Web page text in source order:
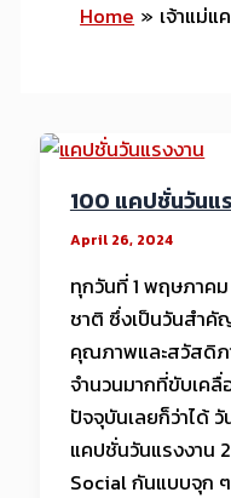
Home เจ้าแม่แ
100 แคปชั่นวันแ
April 26, 2024
ทุกวันที่ 1 พฤษภาค
ชาติ ซึ่งเป็นวันสำ
คุณภาพและสวัสดิภ
จำนวนมากที่ขับเค
ปัจจุบันเลยก็ว่าได้
แคปชั่นวันแรงงาน
Social กันแบบจุก